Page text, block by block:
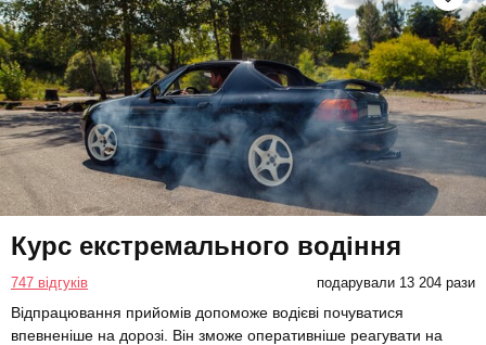
Курс екстремального водіння
747 відгуків подарували 13 204 рази
Відпрацювання прийомів допоможе водієві почуватися
впевненіше на дорозі. Він зможе оперативніше реагувати на